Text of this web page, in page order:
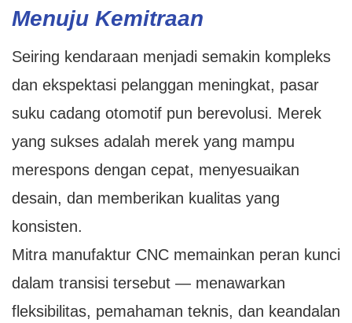
Menuju Kemitraan
Seiring kendaraan menjadi semakin kompleks
dan ekspektasi pelanggan meningkat, pasar
suku cadang otomotif pun berevolusi. Merek
yang sukses adalah merek yang mampu
merespons dengan cepat, menyesuaikan
desain, dan memberikan kualitas yang
konsisten.
Mitra manufaktur CNC memainkan peran kunci
dalam transisi tersebut — menawarkan
fleksibilitas, pemahaman teknis, dan keandalan